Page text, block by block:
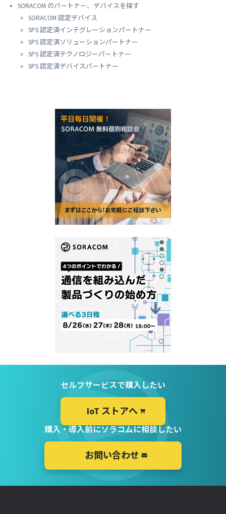
SORACOM のパートナー、デバイスを探す
SORACOM 認定デバイス
SPS 認定済インテグレーションパートナー
SPS 認定済ソリューションパートナー
SPS 認定済テクノロジーパートナー
SPS 認定済デバイスパートナー
セルフサービスで購入したい
IoT ストアへ
購入・導入前にソラコムに相談したい
お問い合わせ